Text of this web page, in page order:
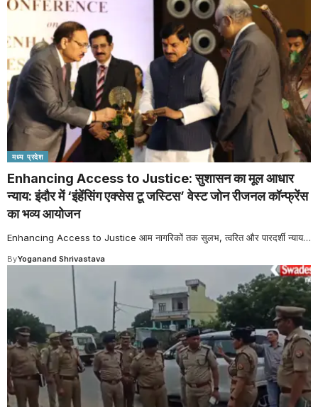
मध्य प्रदेश
Enhancing Access to Justice: सुशासन का मूल आधार
न्याय: इंदौर में ‘इंहेंसिंग एक्सेस टू जस्टिस’ वेस्ट जोन रीजनल कॉन्फ्रेंस
का भव्य आयोजन
Enhancing Access to Justice आम नागरिकों तक सुलभ, त्वरित और पारदर्शी न्याय…
ByYoganand Shrivastava